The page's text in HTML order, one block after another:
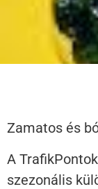
Zamatos és
A
szezonális